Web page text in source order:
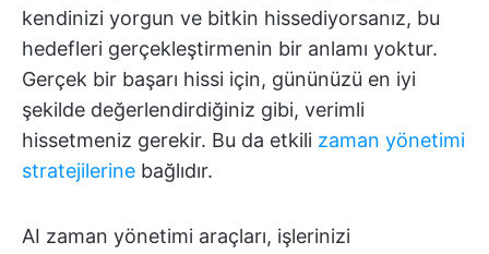
kendinizi yorgun ve bitkin hissediyorsanız, bu
hedefleri gerçekleştirmenin bir anlamı yoktur.
Gerçek bir başarı hissi için, gününüzü en iyi
şekilde değerlendirdiğiniz gibi, verimli
hissetmeniz gerekir. Bu da etkili zaman yönetimi
stratejilerine bağlıdır.
AI zaman yönetimi araçları, işlerinizi